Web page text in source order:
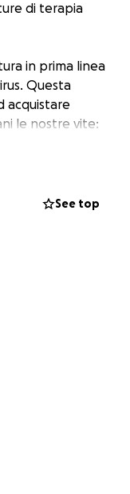
di terapia
in prima linea
Questa
acquistare
le nostre vite:
su www.d-
See top